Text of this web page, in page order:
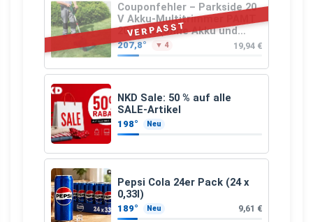
VERPASST
Couponfehler – Parkside 20
V Akku-Multitrimmer PAMT
20-Li A1 (ohne Akku und
Ladegerät)
207,8° ▼ 4 19,94 €
NKD Sale: 50 % auf alle
SALE-Artikel
198° Neu
Pepsi Cola 24er Pack (24 x
0,33l)
189° Neu 9,61 €